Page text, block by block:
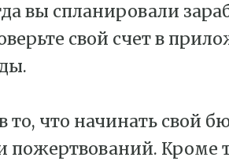
вы спланировали
свой счет в
что начинать свой
пожертвований. Кроме